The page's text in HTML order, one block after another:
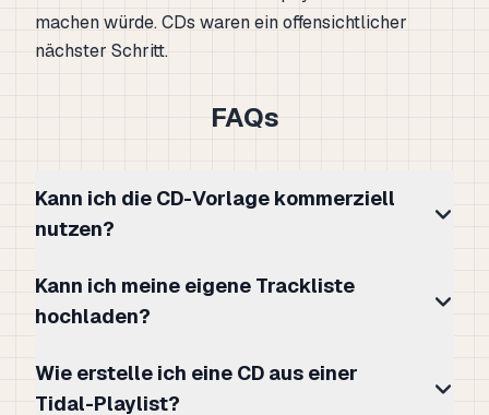
machen würde. CDs waren ein offensichtlicher
nächster Schritt.
FAQs
Kann ich die CD-Vorlage kommerziell
nutzen?
Kann ich meine eigene Trackliste
hochladen?
Wie erstelle ich eine CD aus einer
Tidal-Playlist?